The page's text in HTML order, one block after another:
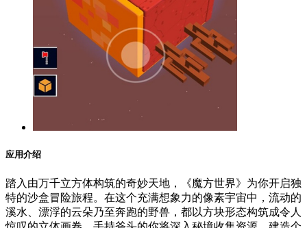
应用介绍
踏入由万千立方体构筑的奇妙天地，《魔方世界》为你开启独
特的沙盒冒险旅程。在这个充满想象力的像素宇宙中，流动的
溪水、漂浮的云朵乃至奔跑的野兽，都以方块形态构筑成令人